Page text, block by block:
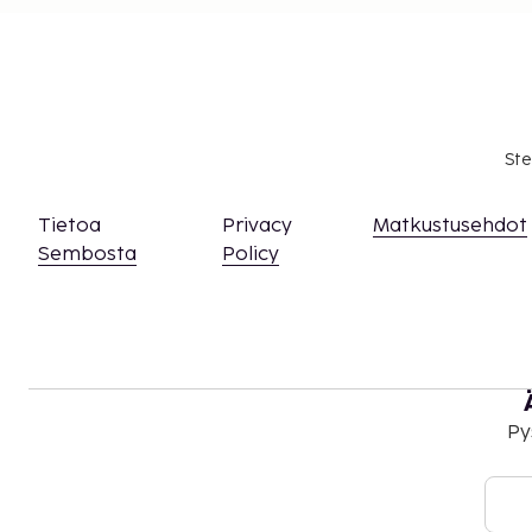
Majoituspaikassa on tarjolla yhdistettäviä/
majoituspaikkaan. Yhteystiedot löytyvät
Tietoa
Sembosta
Privacy
Policy
Matkustusehdot